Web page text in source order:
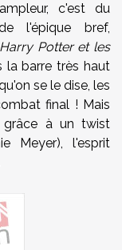
c'est du
l'épique bref,
Harry Potter et les
barre très haut
se le dise, les
final ! Mais
grâce à un twist
Meyer), l'esprit